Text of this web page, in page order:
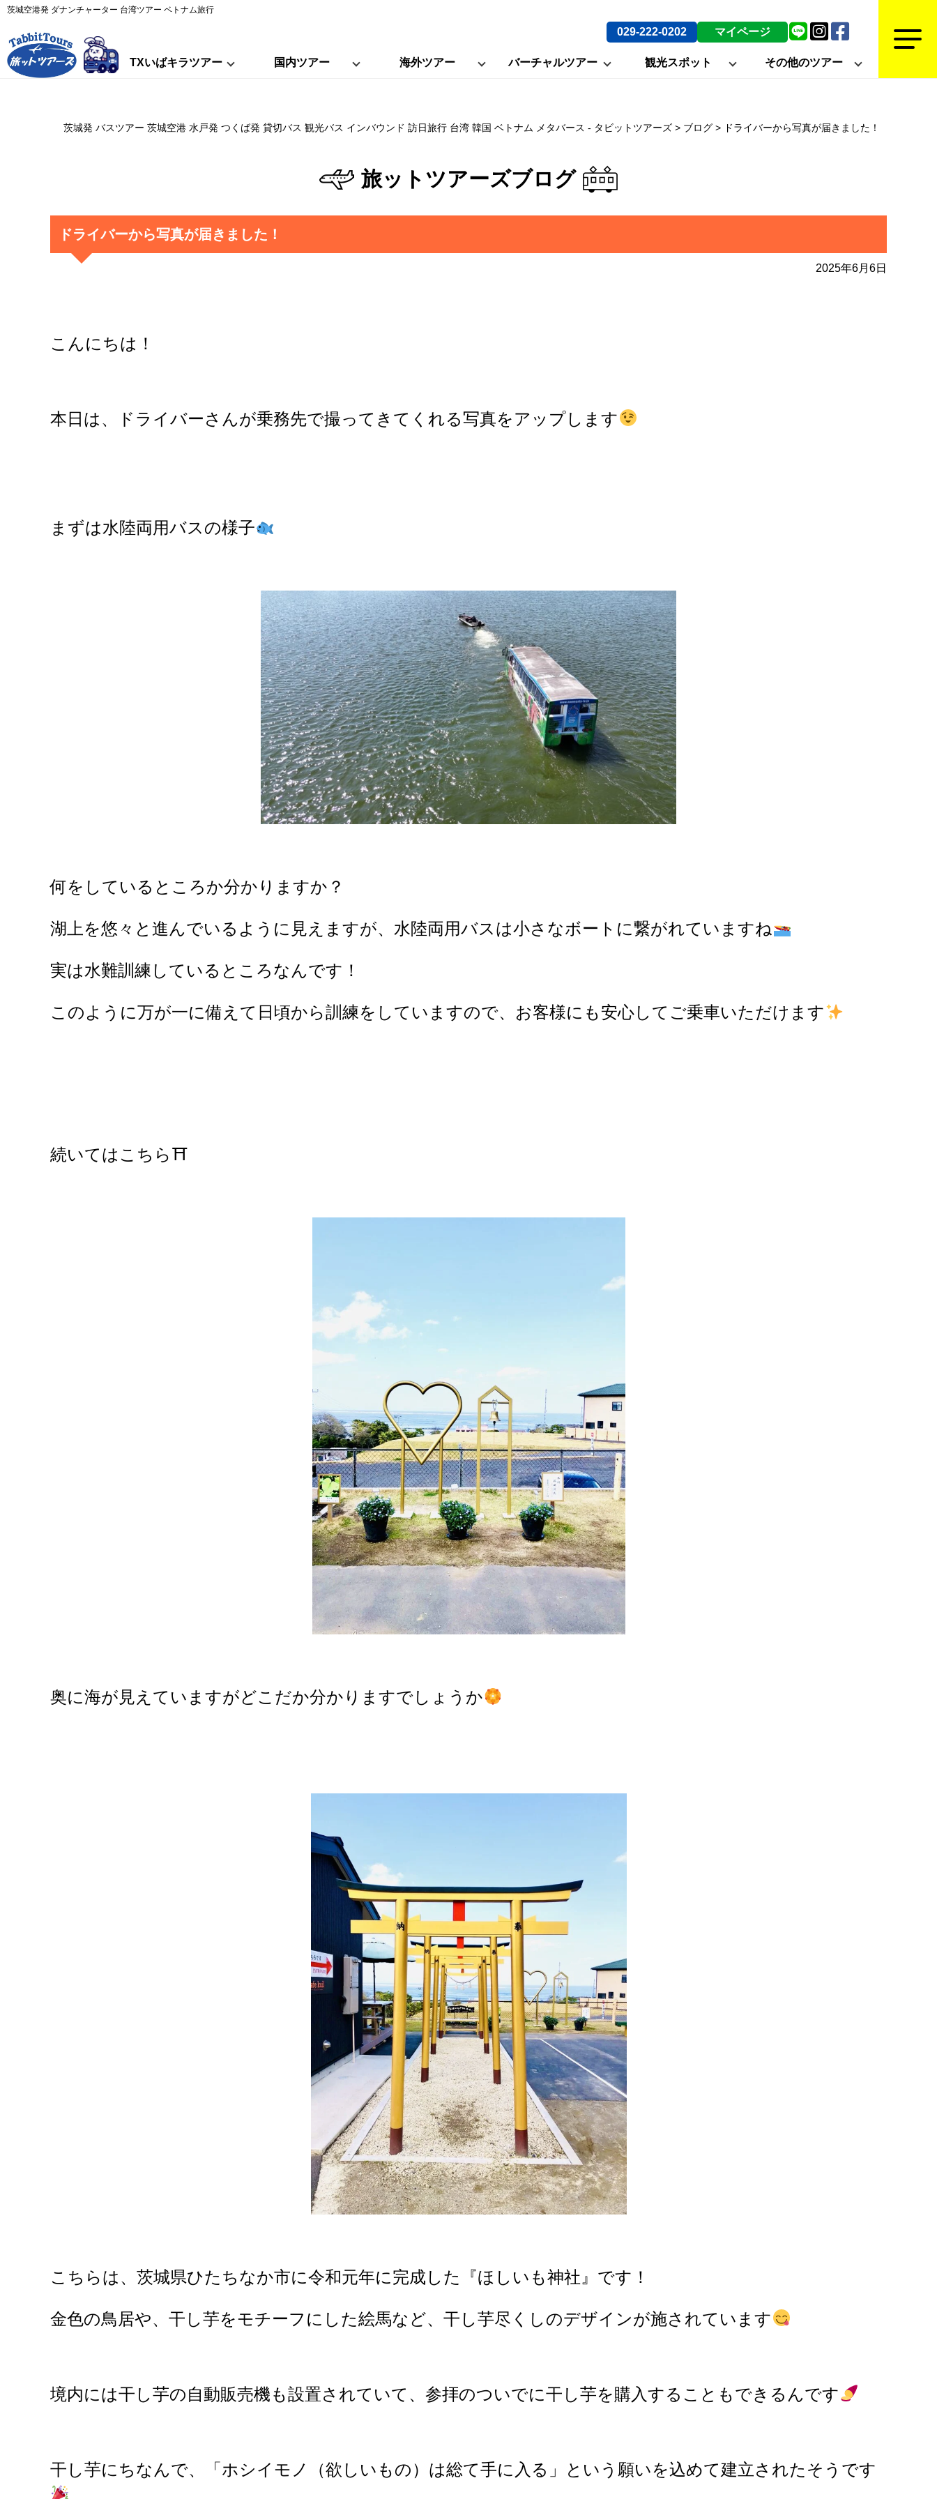
茨城空港発 ダナンチャーター 台湾ツアー ベトナム旅行
029-222-0202 マイページ
TXいばキラツアー 国内ツアー 海外ツアー バーチャルツアー 観光スポット その他のツアー
茨城発 バスツアー 茨城空港 水戸発 つくば発 貸切バス 観光バス インバウンド 訪日旅行 台湾 韓国 ベトナム メタバース - タビットツアーズ > ブログ > ドライバーから写真が届きました！
旅ットツアーズブログ
ドライバーから写真が届きました！
2025年6月6日
こんにちは！
本日は、ドライバーさんが乗務先で撮ってきてくれる写真をアップします
まずは水陸両用バスの様子
何をしているところか分かりますか？
湖上を悠々と進んでいるように見えますが、水陸両用バスは小さなボートに繋がれていますね
実は水難訓練しているところなんです！
このように万が一に備えて日頃から訓練をしていますので、お客様にも安心してご乗車いただけます
続いてはこちら⛩
奥に海が見えていますがどこだか分かりますでしょうか
こちらは、茨城県ひたちなか市に令和元年に完成した『ほしいも神社』です！
金色の鳥居や、干し芋をモチーフにした絵馬など、干し芋尽くしのデザインが施されています
境内には干し芋の自動販売機も設置されていて、参拝のついでに干し芋を購入することもできるんです
干し芋にちなんで、「ホシイモノ（欲しいもの）は総て手に入る」という願いを込めて建立されたそうです